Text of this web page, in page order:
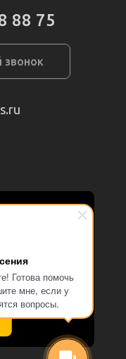
Готова помочь
мне, если у
вопросы.
сайтом
персональных
в
88 75
звонок
Чивчян М.Р.)